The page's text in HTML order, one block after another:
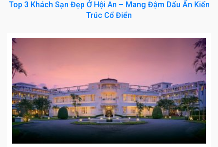
Top 3 Khách Sạn Đẹp Ở Hội An – Mang Đậm Dấu Ấn Kiến
Trúc Cổ Điển